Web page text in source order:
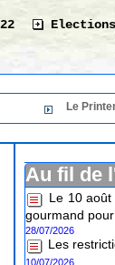
Printemps du livre de
Au fil de
36 éme édition
06/08/2026
Le 10
gourmand
28/07/2026
Les
10/07/2026
Aux